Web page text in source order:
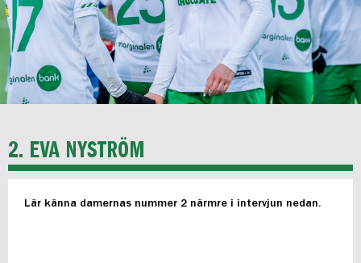
2. EVA NYSTRÖM
Lär känna damernas nummer 2 närmre i intervjun nedan.